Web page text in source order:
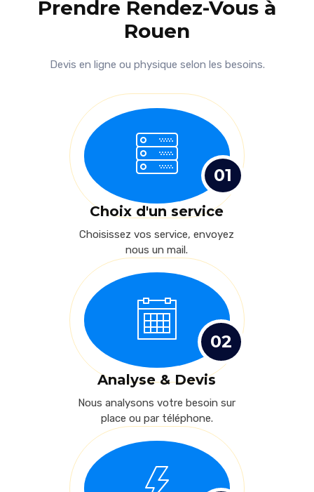
Prendre Rendez-Vous à
Rouen
Devis en ligne ou physique selon les besoins.
01
Choix d'un service
Choisissez vos service, envoyez
nous un mail.
02
Analyse & Devis
Nous analysons votre besoin sur
place ou par téléphone.